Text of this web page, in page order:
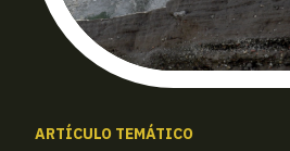
ARTÍCULO TEMÁTICO